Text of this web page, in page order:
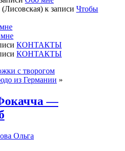
к записи Чтобы
КОНТАКТЫ
КОНТАКТЫ
с творогом
из Германии »
—
Ольга